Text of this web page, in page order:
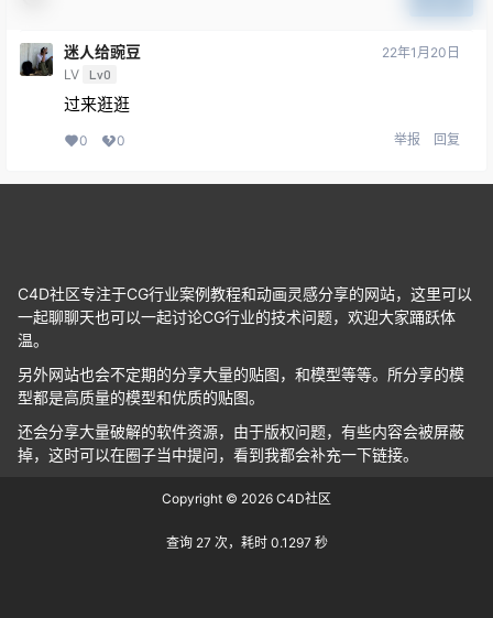
迷人给豌豆
LV Lv0
22年1月20日
过来逛逛
0 0 举报 回复
C4D社区专注于CG行业案例教程和动画灵感分享的网站，这里可以
一起聊聊天也可以一起讨论CG行业的技术问题，欢迎大家踊跃体
温。
另外网站也会不定期的分享大量的贴图，和模型等等。所分享的模
型都是高质量的模型和优质的贴图。
还会分享大量破解的软件资源，由于版权问题，有些内容会被屏蔽
掉，这时可以在圈子当中提问，看到我都会补充一下链接。
Copyright © 2026 C4D社区
查询 27 次，耗时 0.1297 秒